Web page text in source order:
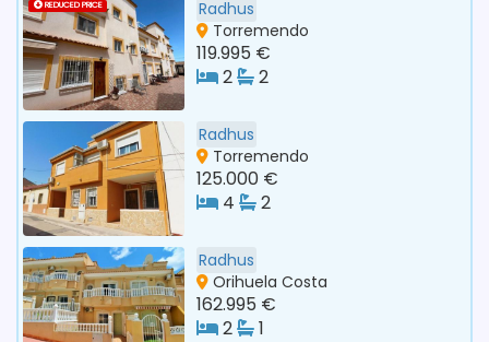
REDUCED PRICE
Radhus
Torremendo
119.995 €
2
2
Radhus
Torremendo
125.000 €
4
2
Radhus
Orihuela Costa
162.995 €
2
1